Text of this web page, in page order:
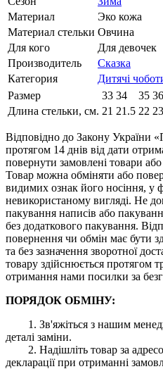
Материал
Эко кожа
Материал стельки Овчина
Для кого
Для девочек
Производитель
Сказка
Категория
Дитячі
Размер
33 34 35 36
Длина стельки, см. 21 21.5 22 23
Відповідно до Закону України
протягом 14 днів від дати
повернути замовлені товари
Товар можна обміняти або
видимих ​​ознак його носіння, у
невикористаному вигляді. Не
пакування написів або
без додаткового пакування.
повернення чи обмін має бути
та без зазначення зворотної
товару здійснюється протягом
отримання нами посилки за
ПОРЯДОК ОБМІНУ:
1. Зв'яжіться з нашим
деталі заміни.
2. Надішліть товар за
декларації при отриманні